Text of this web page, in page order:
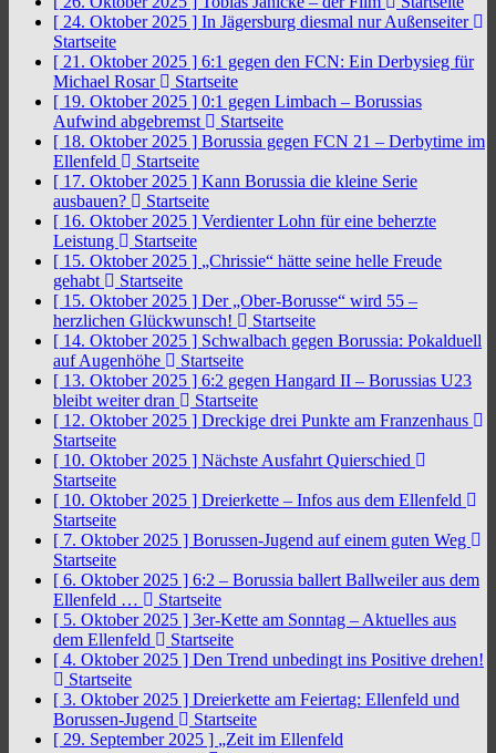
[ 24. Oktober 2025 ] In Jägersburg diesmal nur Außenseiter
Startseite
[ 21. Oktober 2025 ] 6:1 gegen den FCN: Ein Derbysieg für
Michael Rosar
Startseite
[ 19. Oktober 2025 ] 0:1 gegen Limbach – Borussias
Aufwind abgebremst
Startseite
[ 18. Oktober 2025 ] Borussia gegen FCN 21 – Derbytime im
Ellenfeld
Startseite
[ 17. Oktober 2025 ] Kann Borussia die kleine Serie
ausbauen?
Startseite
[ 16. Oktober 2025 ] Verdienter Lohn für eine beherzte
Leistung
Startseite
[ 15. Oktober 2025 ] „Chrissie“ hätte seine helle Freude
gehabt
Startseite
[ 15. Oktober 2025 ] Der „Ober-Borusse“ wird 55 –
herzlichen Glückwunsch!
Startseite
[ 14. Oktober 2025 ] Schwalbach gegen Borussia: Pokalduell
auf Augenhöhe
Startseite
[ 13. Oktober 2025 ] 6:2 gegen Hangard II – Borussias U23
bleibt weiter dran
Startseite
[ 12. Oktober 2025 ] Dreckige drei Punkte am Franzenhaus
Startseite
[ 10. Oktober 2025 ] Nächste Ausfahrt Quierschied
Startseite
[ 10. Oktober 2025 ] Dreierkette – Infos aus dem Ellenfeld
Startseite
[ 7. Oktober 2025 ] Borussen-Jugend auf einem guten Weg
Startseite
[ 6. Oktober 2025 ] 6:2 – Borussia ballert Ballweiler aus dem
Ellenfeld …
Startseite
[ 5. Oktober 2025 ] 3er-Kette am Sonntag – Aktuelles aus
dem Ellenfeld
Startseite
[ 4. Oktober 2025 ] Den Trend unbedingt ins Positive drehen!
Startseite
[ 3. Oktober 2025 ] Dreierkette am Feiertag: Ellenfeld und
Borussen-Jugend
Startseite
[ 29. September 2025 ] „Zeit im Ellenfeld